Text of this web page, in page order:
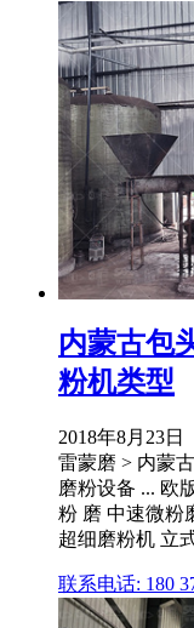
内蒙古包
粉机类型
2018年8月23
雷蒙磨 > 内蒙
磨粉设备 ... 欧
粉 磨 中速微粉
超细磨粉机 立
联系电话: 180